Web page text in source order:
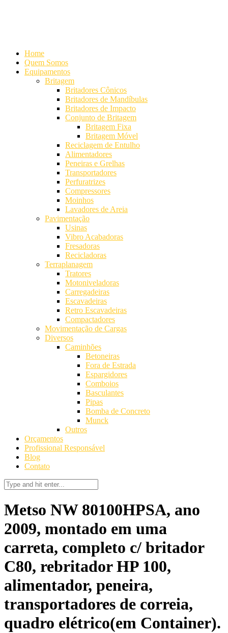
Home
Quem Somos
Equipamentos
Britagem
Britadores Cônicos
Britadores de Mandíbulas
Britadores de Impacto
Conjunto de Britagem
Britagem Fixa
Britagem Móvel
Reciclagem de Entulho
Alimentadores
Peneiras e Grelhas
Transportadores
Perfuratrizes
Compressores
Moinhos
Lavadores de Areia
Pavimentação
Usinas
Vibro Acabadoras
Fresadoras
Recicladoras
Terraplanagem
Tratores
Motoniveladoras
Carregadeiras
Escavadeiras
Retro Escavadeiras
Compactadores
Movimentação de Cargas
Diversos
Caminhões
Betoneiras
Fora de Estrada
Espargidores
Comboios
Basculantes
Pipas
Bomba de Concreto
Munck
Outros
Orçamentos
Profissional Responsável
Blog
Contato
Metso NW 80100HPSA, ano
2009, montado em uma
carreta, completo c/ britador
C80, rebritador HP 100,
alimentador, peneira,
transportadores de correia,
quadro elétrico(em Container).